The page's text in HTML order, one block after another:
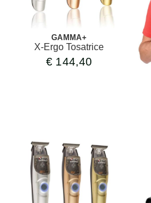
GAMMA+
X-Ergo Tosatrice
€ 144,40